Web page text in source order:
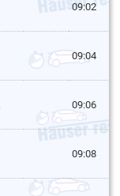
09:02
09:04
09:06
09:08